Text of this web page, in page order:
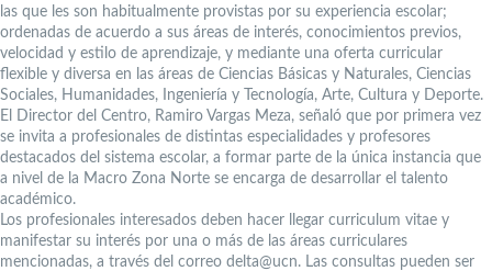
las que les son habitualmente provistas por su experiencia escolar;
ordenadas de acuerdo a sus áreas de interés, conocimientos previos,
velocidad y estilo de aprendizaje, y mediante una oferta curricular
flexible y diversa en las áreas de Ciencias Básicas y Naturales, Ciencias
Sociales, Humanidades, Ingeniería y Tecnología, Arte, Cultura y Deporte.
El Director del Centro, Ramiro Vargas Meza, señaló que por primera vez
se invita a profesionales de distintas especialidades y profesores
destacados del sistema escolar, a formar parte de la única instancia que
a nivel de la Macro Zona Norte se encarga de desarrollar el talento
académico.
Los profesionales interesados deben hacer llegar curriculum vitae y
manifestar su interés por una o más de las áreas curriculares
mencionadas, a través del correo delta@ucn. Las consultas pueden ser